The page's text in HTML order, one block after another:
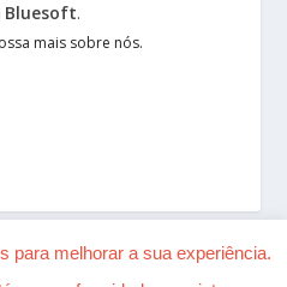
Bluesoft.
mais sobre nós.
para melhorar a sua experiência.